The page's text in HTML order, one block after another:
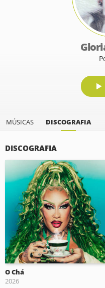
MÚSICAS DISCOGRAFIA
DISCOGRAFIA
O Chá
2026